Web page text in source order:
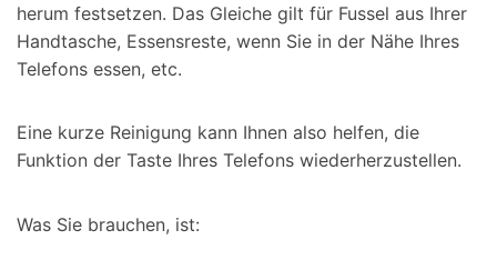
herum festsetzen. Das Gleiche gilt für Fussel aus Ihrer
Handtasche, Essensreste, wenn Sie in der Nähe Ihres
Telefons essen, etc.
Eine kurze Reinigung kann Ihnen also helfen, die
Funktion der Taste Ihres Telefons wiederherzustellen.
Was Sie brauchen, ist: